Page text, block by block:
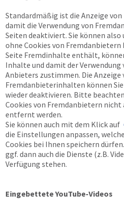
Standardmäßig ist die Anzeige
damit die Verwendung von
Seiten deaktiviert. Sie können also
ohne Cookies von
Seite Fremdinhalte enthält,
Inhalte und damit der Verwendung
Anbieters zustimmen. Die Anzeige
Fremdanbieterinhalten können
wieder deaktivieren. Bitte
Cookies von Fremdanbietern
entfernt werden.
Sie können auch mit dem Klick auf
die Einstellungen anpassen,
Cookies bei Ihnen speichern
ggf. dann auch die Dienste (z.B.
Verfügung stehen.
Eingebettete YouTube-Videos